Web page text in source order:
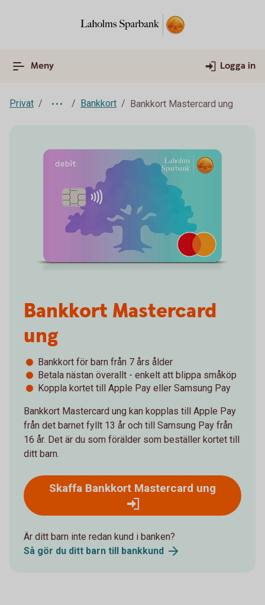
Meny Logga in
Privat Bankkort Bankkort Mastercard ung
Bankkort Mastercard
ung
Bankkort för barn från 7 års ålder
Betala nästan överallt - enkelt att blippa småköp
Koppla kortet till Apple Pay eller Samsung Pay
Bankkort Mastercard ung kan kopplas till Apple Pay
från det barnet fyllt 13 år och till Samsung Pay från
16 år. Det är du som förälder som beställer kortet till
ditt barn.
Skaffa Bankkort Mastercard ung
Är ditt barn inte redan kund i banken?
Så gör du ditt barn till bankkund